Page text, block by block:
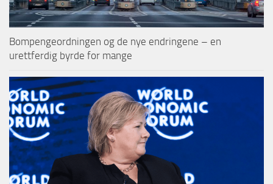
Bompengeordningen og de nye endringene – en
urettferdig byrde for mange